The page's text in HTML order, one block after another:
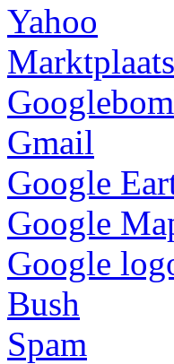
Yahoo
Marktplaats
Gmail
Google
Google
Google
Bush
Spam